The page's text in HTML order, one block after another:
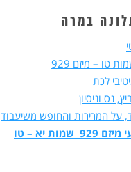
במרה
טו – מיזם 929
לכת
נס וניסיון
על המרירות והחופש משיעבוד
יא – טו